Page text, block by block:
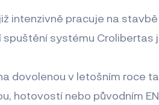
intenzivně pracuje na
spuštění systému Crolibertas
dovolenou v letošním roce
hotovostí nebo původním